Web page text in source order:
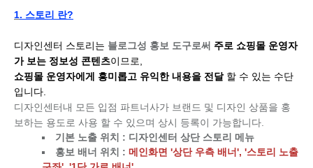
1. 스토리 란?
디자인센터 스토리는 블로그성 홍보 도구로써 주로 쇼핑몰 운영자
가 보는 정보성 콘텐츠이므로,
쇼핑몰 운영자에게 흥미롭고 유익한 내용을 전달할 수 있는 수단
입니다.
디자인센터내 모든 입점 파트너사가 브랜드 및 디자인 상품을 홍
보하는 용도로 사용 할 수 있으며 상시 등록이 가능합니다.
기본 노출 위치 : 디자인센터 상단 스토리 메뉴
홍보 배너 위치 : 메인화면 '상단 우측 배너', '스토리 노출